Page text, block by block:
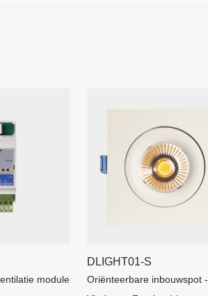
module
DLIGHT01-S
Oriënteerbare inbouwspot -